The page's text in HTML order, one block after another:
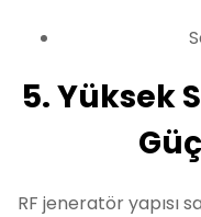
5. Yüksek
RF jeneratör yapısı